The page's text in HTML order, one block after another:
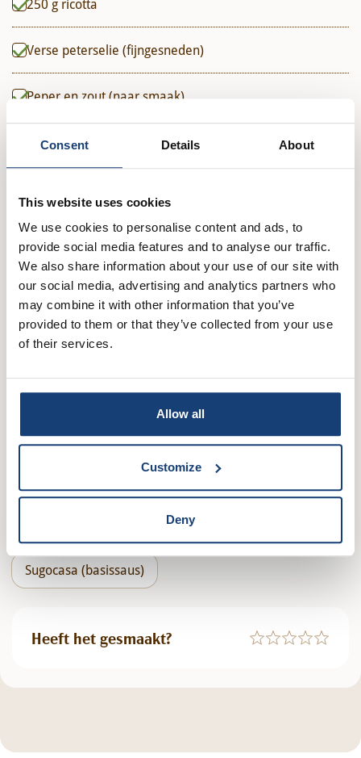
Consent Details About
This website uses cookies
We use cookies to personalise content and ads, to
provide social media features and to analyse our traffic.
We also share information about your use of our site with
our social media, advertising and analytics partners who
may combine it with other information that you’ve
provided to them or that they’ve collected from your use
of their services.
Allow all
Customize
Deny
250 g ricotta
Verse peterselie (fijngesneden)
Peper en zout (naar smaak)
Parmezaanse kaas (geraspt)
Direct in je mandje bij:
1
1
Trendy Vegetarisch Notenvrij
Sugocasa (basissaus)
Heeft het gesmaakt?